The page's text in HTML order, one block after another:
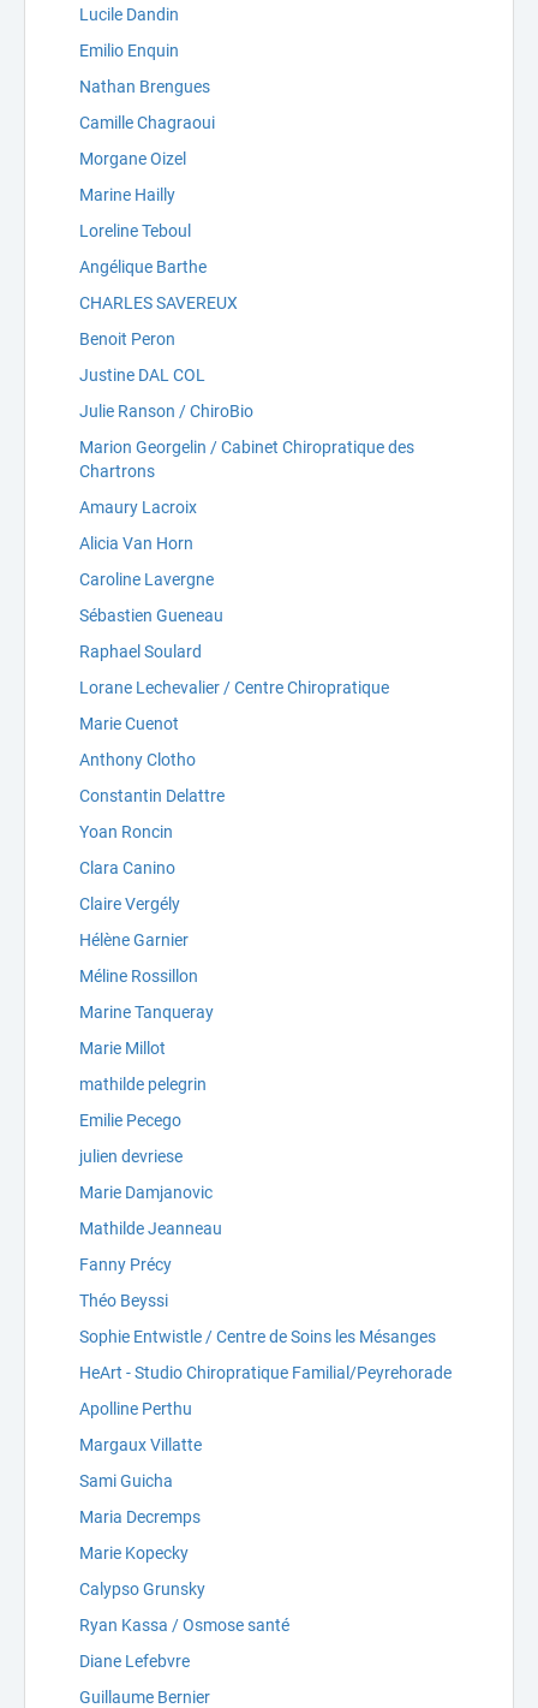
Lucile Dandin
Emilio Enquin
Nathan Brengues
Camille Chagraoui
Morgane Oizel
Marine Hailly
Loreline Teboul
Angélique Barthe
CHARLES SAVEREUX
Benoit Peron
Justine DAL COL
Julie Ranson / ChiroBio
Marion Georgelin / Cabinet Chiropratique des
Chartrons
Amaury Lacroix
Alicia Van Horn
Caroline Lavergne
Sébastien Gueneau
Raphael Soulard
Lorane Lechevalier / Centre Chiropratique
Marie Cuenot
Anthony Clotho
Constantin Delattre
Yoan Roncin
Clara Canino
Claire Vergély
Hélène Garnier
Méline Rossillon
Marine Tanqueray
Marie Millot
mathilde pelegrin
Emilie Pecego
julien devriese
Marie Damjanovic
Mathilde Jeanneau
Fanny Précy
Théo Beyssi
Sophie Entwistle / Centre de Soins les Mésanges
HeArt - Studio Chiropratique Familial/Peyrehorade
Apolline Perthu
Margaux Villatte
Sami Guicha
Maria Decremps
Marie Kopecky
Calypso Grunsky
Ryan Kassa / Osmose santé
Diane Lefebvre
Guillaume Bernier